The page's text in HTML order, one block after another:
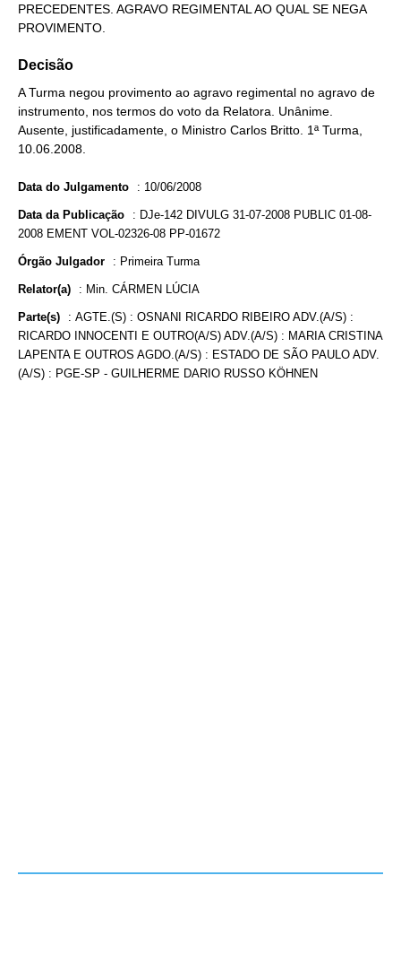
PRECEDENTES. AGRAVO REGIMENTAL AO QUAL SE NEGA
PROVIMENTO.
Decisão
A Turma negou provimento ao agravo regimental no agravo de
instrumento, nos termos do voto da Relatora. Unânime.
Ausente, justificadamente, o Ministro Carlos Britto. 1ª Turma,
10.06.2008.
Data do Julgamento : 10/06/2008
Data da Publicação : DJe-142 DIVULG 31-07-2008 PUBLIC 01-08-
2008 EMENT VOL-02326-08 PP-01672
Órgão Julgador : Primeira Turma
Relator(a) : Min. CÁRMEN LÚCIA
Parte(s) : AGTE.(S) : OSNANI RICARDO RIBEIRO ADV.(A/S) :
RICARDO INNOCENTI E OUTRO(A/S) ADV.(A/S) : MARIA CRISTINA
LAPENTA E OUTROS AGDO.(A/S) : ESTADO DE SÃO PAULO ADV.
(A/S) : PGE-SP - GUILHERME DARIO RUSSO KÖHNEN